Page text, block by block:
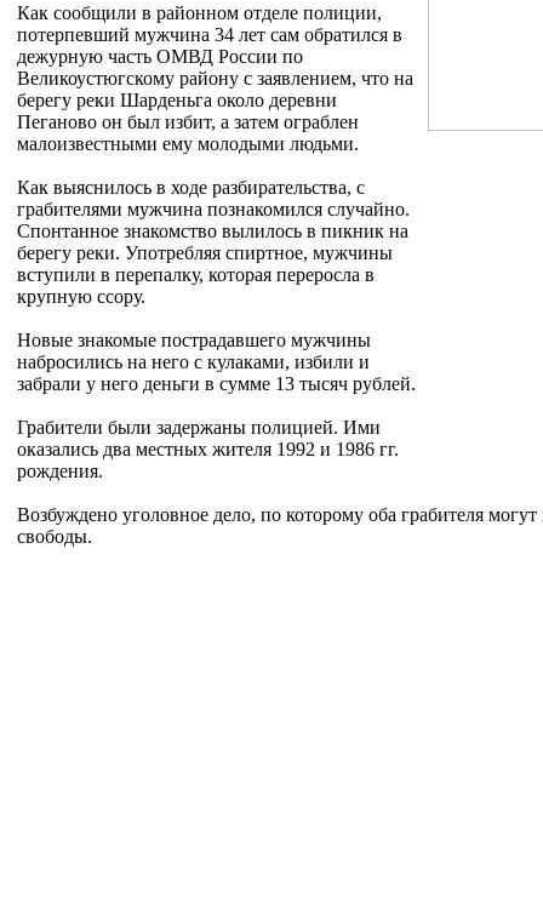
Как сообщили в районном отделе полиции,
потерпевший мужчина 34 лет сам обратился в
дежурную часть ОМВД России по
Великоустюгскому району с заявлением, что на
берегу реки Шарденьга около деревни
Пеганово он был избит, а затем ограблен
малоизвестными ему молодыми людьми.
Как выяснилось в ходе разбирательства, с
грабителями мужчина познакомился случайно.
Спонтанное знакомство вылилось в пикник на
берегу реки. Употребляя спиртное, мужчины
вступили в перепалку, которая переросла в
крупную ссору.
Новые знакомые пострадавшего мужчины
набросились на него с кулаками, избили и
забрали у него деньги в сумме 13 тысяч рублей.
Грабители были задержаны полицией. Ими
оказались два местных жителя 1992 и 1986 гг.
рождения.
Возбуждено уголовное дело, по которому оба грабителя
свободы.